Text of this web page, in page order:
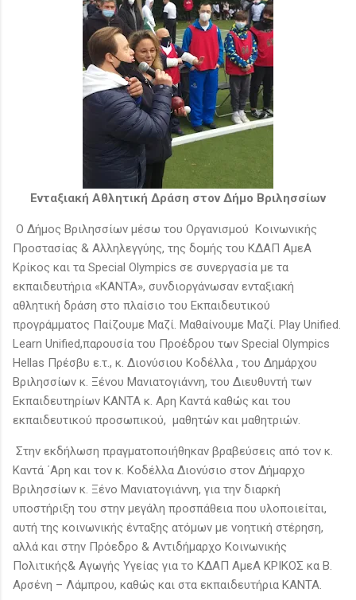
Ενταξιακή Αθλητική Δράση στον Δήμο Βριλησσίων
Ο Δήμος Βριλησσίων μέσω του Οργανισμού Κοινωνικής
Προστασίας & Αλληλεγγύης, της δομής του ΚΔΑΠ ΑμεΑ
Κρίκος και τα Special Olympics σε συνεργασία με τα
εκπαιδευτήρια «ΚΑΝΤΑ», συνδιοργάνωσαν ενταξιακή
αθλητική δράση στο πλαίσιο του Εκπαιδευτικού
προγράμματος Παίζουμε Μαζί. Μαθαίνουμε Μαζί. Play Unified.
Learn Unified,παρουσία του Προέδρου των Special Olympics
Hellas Πρέσβυ ε.τ., κ. Διονύσιου Κοδέλλα , του Δημάρχου
Βριλησσίων κ. Ξένου Μανιατογιάννη, του Διευθυντή των
Εκπαιδευτηρίων ΚΑΝΤΑ κ. Αρη Καντά καθώς και του
εκπαιδευτικού προσωπικού, μαθητών και μαθητριών.
Στην εκδήλωση πραγματοποιήθηκαν βραβεύσεις από τον κ.
Καντά ΄Αρη και τον κ. Κοδέλλα Διονύσιο στον Δήμαρχο
Βριλησσίων κ. Ξένο Μανιατογιάννη, για την διαρκή
υποστήριξη του στην μεγάλη προσπάθεια που υλοποιείται,
αυτή της κοινωνικής ένταξης ατόμων με νοητική στέρηση,
αλλά και στην Πρόεδρο & Αντιδήμαρχο Κοινωνικής
Πολιτικής& Αγωγής Υγείας για το ΚΔΑΠ ΑμεΑ ΚΡΙΚΟΣ κα Β.
Αρσένη – Λάμπρου, καθώς και στα εκπαιδευτήρια ΚΑΝΤΑ.